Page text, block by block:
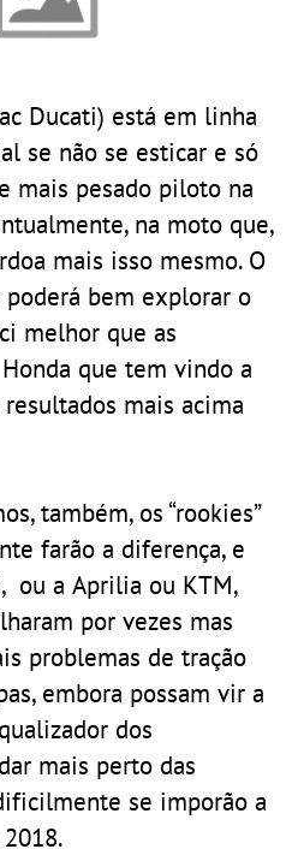
Ducati) está em linha
se não se esticar e só
mais pesado piloto na
na moto que,
mais isso mesmo. O
bem explorar o
melhor que as
que tem vindo a
mais acima
também, os “rookies”
farão a diferença, e
ou a Aprilia ou KTM,
por vezes mas
problemas de tração
embora possam vir a
dos
mais perto das
se imporão a